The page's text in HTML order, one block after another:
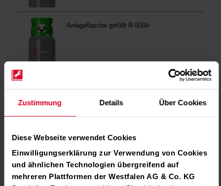
Zustimmung Details Über Cookies
Diese Webseite verwendet Cookies
Einwilligungserklärung zur Verwendung von Cookies
und ähnlichen Technologien übergreifend auf
mehreren Plattformen der Westfalen AG & Co. KG